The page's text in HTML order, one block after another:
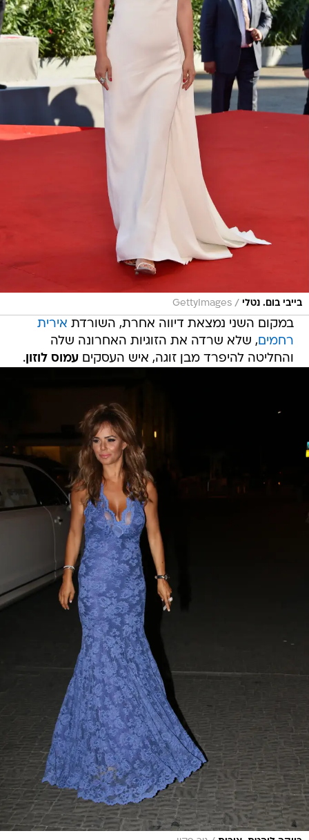
בייבי בום. נטלי /
GettyImages
במקום השני נמצאת דיווה אחרת, השורדת אירית
רחמים, שלא שרדה את הזוגיות האחרונה שלה
והחליטה להיפרד מבן זוגה, איש העסקיםעמוס לוזון.